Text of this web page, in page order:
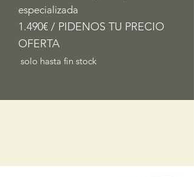
especializada
1.490€ / PIDENOS TU PRECIO
OFERTA
solo hasta fin stock